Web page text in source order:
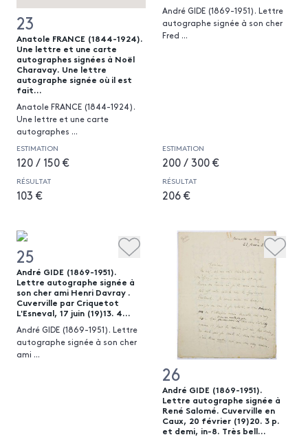
23
Anatole FRANCE (1844-1924).
Une lettre et une carte
autographes signées à Noël
Charavay. Une lettre
autographe signée où il est
fait...
Anatole FRANCE (1844-1924).
Une lettre et une carte
autographes ...
ESTIMATION
120 / 150 €
RÉSULTAT
103 €
André GIDE (1869-1951). Lettre
autographe signée à son cher
Fred ...
ESTIMATION
200 / 300 €
RÉSULTAT
206 €
25
André GIDE (1869-1951).
Lettre autographe signée à
son cher ami Henri Davray .
Cuverville par Criquetot
L'Esneval, 17 juin (19)13. 4...
André GIDE (1869-1951). Lettre
autographe signée à son cher
ami ...
26
André GIDE (1869-1951).
Lettre autographe signée à
René Salomé. Cuverville en
Caux, 20 février (19)20. 3 p.
et demi, in-8. Très bell...